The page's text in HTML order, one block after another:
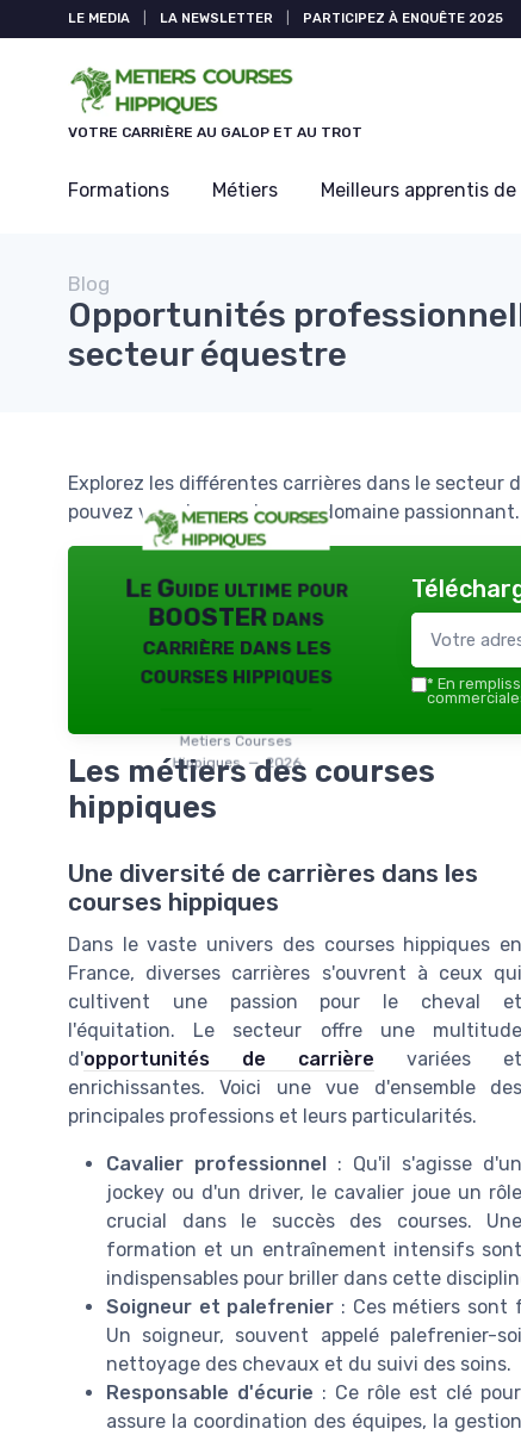
LE MEDIA LA NEWSLETTER PARTICIPEZ À ENQUÊTE 2025
VOTRE CARRIÈRE AU GALOP ET AU TROT
Formations Métiers Meilleurs apprentis de
Blog
Opportunités
secteur équestre
Explorez les différentes carrières dans le secteur
pouvez vous lancer dans ce domaine passionnant.
Le Guide ultime pour
BOOSTER dans
carrière dans les
courses hippiques
Metiers Courses
Hippiques — 2026
* En
Les métiers des courses
hippiques
Une diversité de carrières dans les
courses hippiques
Dans le vaste univers des courses hippiques en
France, diverses carrières s'ouvrent à ceux qui
cultivent une passion pour le cheval et
l'équitation. Le secteur offre une multitude
d'opportunités de carrière variées et
enrichissantes. Voici une vue d'ensemble des
principales professions et leurs particularités.
Cavalier professionnel : Qu'il s'agisse d'un
jockey ou d'un driver, le cavalier joue un rôle
crucial dans le succès des courses. Une
formation et un entraînement intensifs sont
indispensables pour briller dans cette
Soigneur et palefrenier : Ces métiers sont
Un soigneur, souvent appelé palefrenier-
nettoyage des chevaux et du suivi des soins.
Responsable d'écurie : Ce rôle est clé
assure la coordination des équipes, la
Panneau de gestion des cookies